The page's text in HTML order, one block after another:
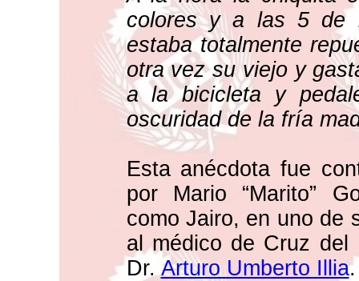
colores y a las 5 de
estaba totalmente
otra vez su viejo y
a la bicicleta y
oscuridad de la fría
Esta anécdota fue
por Mario “Marito”
como Jairo, en uno de
al médico de Cruz
Dr. Arturo Umberto Illia.